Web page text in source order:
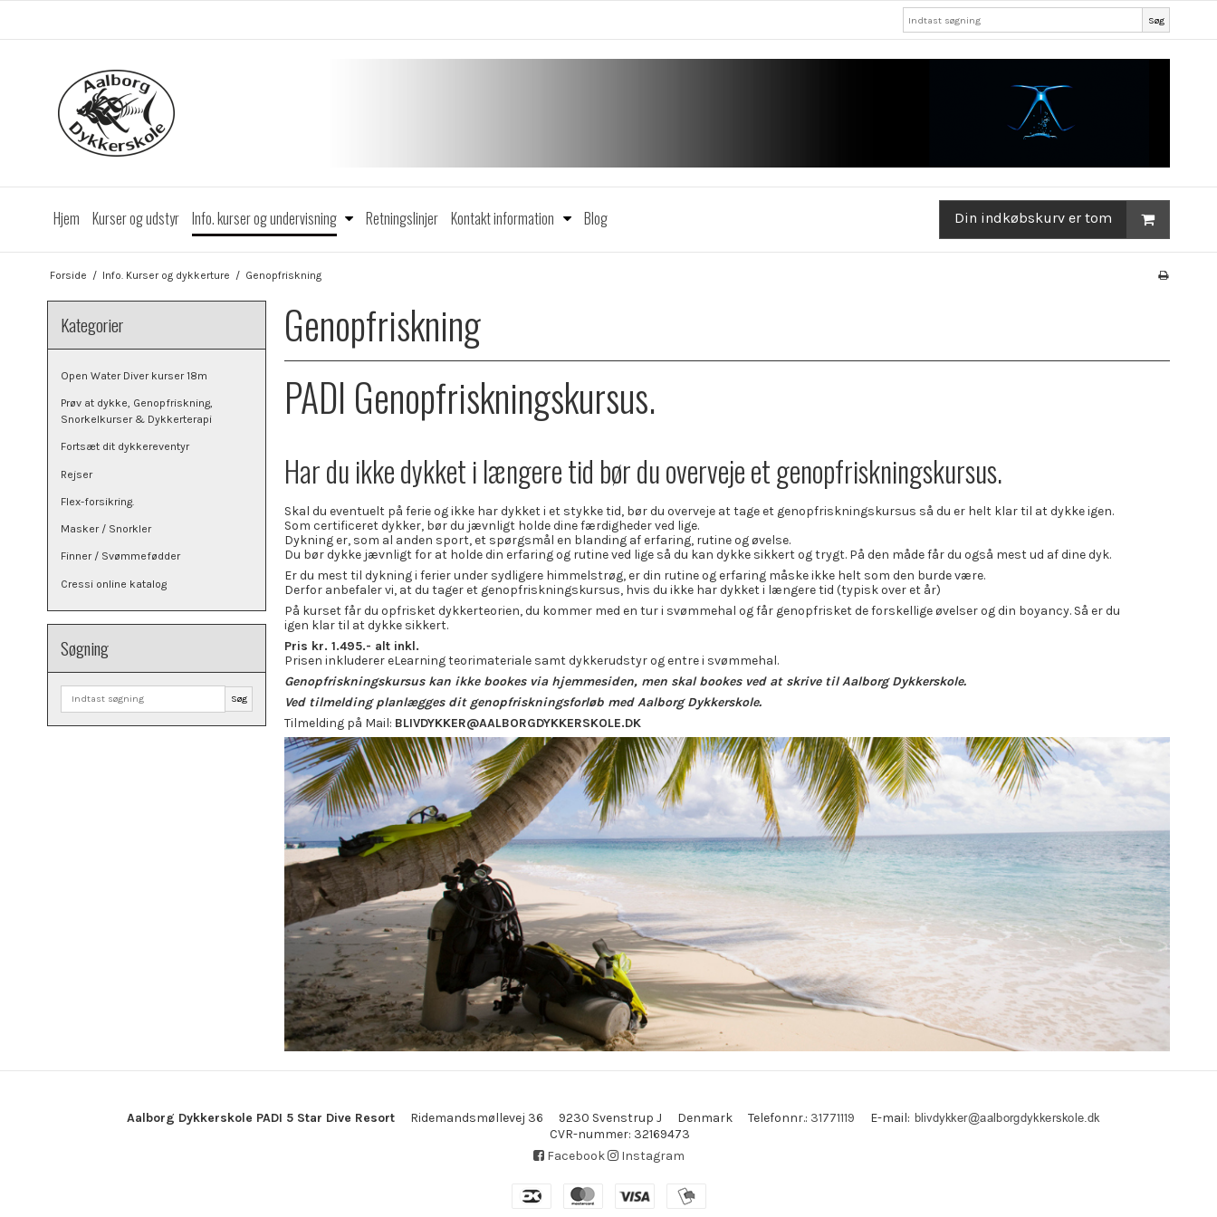
Søg
Hjem Kurser og udstyr Info. kurser og undervisning Retningslinjer Kontakt information Blog Din indkøbskurv er tom
Forside / Info. Kurser og dykkerture / Genopfriskning
Kategorier
Open Water Diver kurser 18m
Prøv at dykke, Genopfriskning,
Snorkelkurser & Dykkerterapi
Fortsæt dit dykkereventyr
Rejser
Flex-forsikring.
Masker / Snorkler
Finner / Svømmefødder
Cressi online katalog
Søgning
Søg
Genopfriskning
PADI Genopfriskningskursus.
Har du ikke dykket i længere tid bør du overveje et genopfriskningskursus.
Skal du eventuelt på ferie og ikke har dykket i et stykke tid, bør du overveje at tage et genopfriskningskursus så du er helt klar til at dykke igen.
Som certificeret dykker, bør du jævnligt holde dine færdigheder ved lige.
Dykning er, som al anden sport, et spørgsmål en blanding af erfaring, rutine og øvelse.
Du bør dykke jævnligt for at holde din erfaring og rutine ved lige så du kan dykke sikkert og trygt. På den måde får du også mest ud af dine dyk.
Er du mest til dykning i ferier under sydligere himmelstrøg, er din rutine og erfaring måske ikke helt som den burde være.
Derfor anbefaler vi, at du tager et genopfriskningskursus, hvis du ikke har dykket i længere tid (typisk over et år)
På kurset får du opfrisket dykkerteorien, du kommer med en tur i svømmehal og får genopfrisket de forskellige øvelser og din boyancy. Så er du
igen klar til at dykke sikkert.
Pris kr. 1.495.- alt inkl.
Prisen inkluderer eLearning teorimateriale samt dykkerudstyr og entre i svømmehal.
Genopfriskningskursus kan ikke bookes via hjemmesiden, men skal bookes ved at skrive til Aalborg Dykkerskole.
Ved tilmelding planlægges dit genopfriskningsforløb med Aalborg Dykkerskole.
Tilmelding på Mail: BLIVDYKKER@AALBORGDYKKERSKOLE.DK
Aalborg Dykkerskole PADI 5 Star Dive Resort Ridemandsmøllevej 36 9230 Svenstrup J Denmark Telefonnr.: 31771119 E-mail:
CVR-nummer: 32169473
Facebook
Instagram